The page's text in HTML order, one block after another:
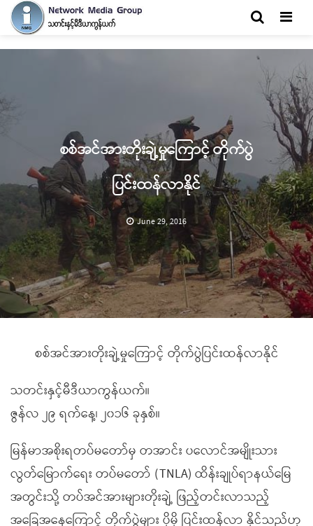
စစ်အင်အားတိုးချဲ့မှုကြောင့် တိုက်ပွဲ
ပြင်းထန်လာနိုင်
June 29, 2016
စစ်အင်အားတိုးချဲ့မှုကြောင့် တိုက်ပွဲပြင်းထန်လာနိုင်
သတင်းနှင့်မီဒီယာကွန်ယက်။
ဇွန်လ ၂၉ ရက်နေ့၊ ၂၀၁၆ ခုနှစ်။
မြန်မာအစိုးရတပ်မတော်မှ တအာင်း ပလောင်အမျိုးသား
လွတ်မြောက်ရေး တပ်မတော် (TNLA) ထိန်းချုပ်ရာနယ်မြေ
အတွင်းသို့ တပ်အင်အားများတိုးချဲ့ ဖြည့်တင်းလာသည့်
အခြေအနေကြောင့် တိုက်ပွဲများ ပိုမို ပြင်းထန်လာ နိုင်သည်ဟု